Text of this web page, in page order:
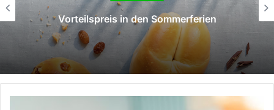
Aktion zur Fußball-Weltmeisterschaft